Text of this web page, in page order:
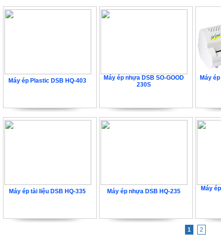
Máy ép Plastic DSB HQ-403
Máy ép nhựa DSB SO-GOOD
230S
Máy
Máy ép tài liệu DSB HQ-335 Máy ép nhựa DSB HQ-235 Máy
1 2